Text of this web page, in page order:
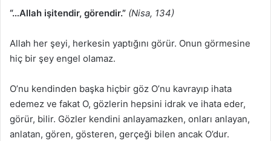
“…Allah işitendir, görendir.” (Nisa, 134)
Allah her şeyi, herkesin yaptığını görür. Onun görmesine
hiç bir şey engel olamaz.
O’nu kendinden başka hiçbir göz O’nu kavrayıp ihata
edemez ve fakat O, gözlerin hepsini idrak ve ihata eder,
görür, bilir. Gözler kendini anlayamazken, onları anlayan,
anlatan, gören, gösteren, gerçeği bilen ancak O’dur.